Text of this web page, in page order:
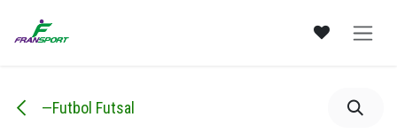
—Futbol Futsal